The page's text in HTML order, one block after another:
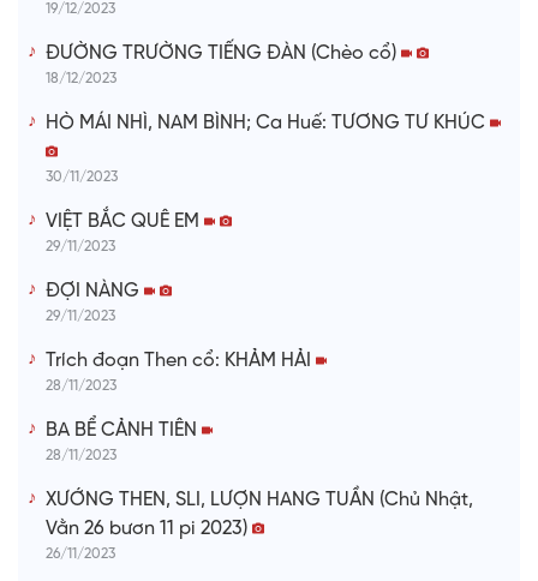
19/12/2023
ĐƯỜNG TRƯỜNG TIẾNG ĐÀN (Chèo cổ)
18/12/2023
HÒ MÁI NHÌ, NAM BÌNH; Ca Huế: TƯƠNG TƯ KHÚC
30/11/2023
VIỆT BẮC QUÊ EM
29/11/2023
ĐỢI NÀNG
29/11/2023
Trích đoạn Then cổ: KHẢM HẢI
28/11/2023
BA BỂ CẢNH TIÊN
28/11/2023
XƯỚNG THEN, SLI, LƯỢN HANG TUẦN (Chủ Nhật,
Vằn 26 bươn 11 pi 2023)
26/11/2023